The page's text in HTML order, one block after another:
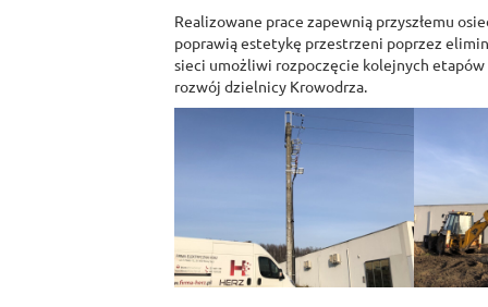
Realizowane prace zapewnią przyszłemu
poprawią estetykę przestrzeni poprzez
sieci umożliwi rozpoczęcie kolejnych
rozwój dzielnicy Krowodrza.